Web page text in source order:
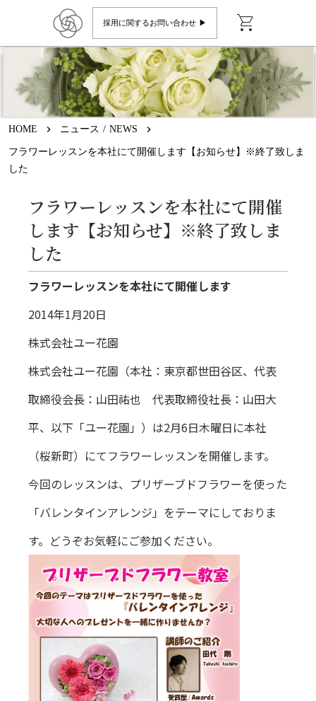
採用に関するお問い合わせ ▶︎ shopping_cart
HOME keyboard_arrow_right ニュース / NEWS keyboard_arrow_right
フラワーレッスンを本社にて開催します【お知らせ】※終了致しま
した
フラワーレッスンを本社にて開催
します【お知らせ】※終了致しま
した
フラワーレッスンを本社にて開催します
2014年1月20日
株式会社ユー花園
株式会社ユー花園（本社：東京都世田谷区、代表
取締役会長：山田祐也 代表取締役社長：山田大
平、以下「ユー花園」）は2月6日木曜日に本社
（桜新町）にてフラワーレッスンを開催します。
今回のレッスンは、プリザーブドフラワーを使った
「バレンタインアレンジ」をテーマにしておりま
す。どうぞお気軽にご参加ください。